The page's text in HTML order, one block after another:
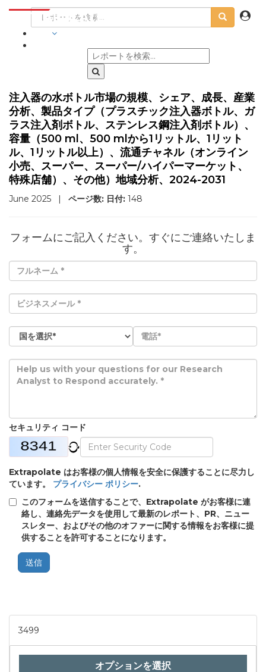
注入器の水ボトル市場の規模、シェア、成長、産業
分析、製品タイプ（プラスチック注入器ボトル、ガ
ラス注入剤ボトル、ステンレス鋼注入剤ボトル）、
容量（500 ml、500 mlから1リットル、1リット
ル、1リットル以上）、流通チャネル（オンライン
小売、スーパー、スーパー/ハイパーマーケット、
特殊店舗）、その他）地域分析、2024-2031
June 2025 | ページ数: 日付: 148
フォームにご記入ください。すぐにご連絡いたしま
す。
セキュリティ コード
Extrapolate はお客様の個人情報を安全に保護することに尽力し
ています。 プライバシー ポリシー.
このフォームを送信することで、Extrapolate がお客様に連
絡し、連絡先データを使用して最新のレポート、PR、ニュー
スレター、およびその他のオファーに関する情報をお客様に提
供することを許可することになります。
送信
3499
オプションを選択